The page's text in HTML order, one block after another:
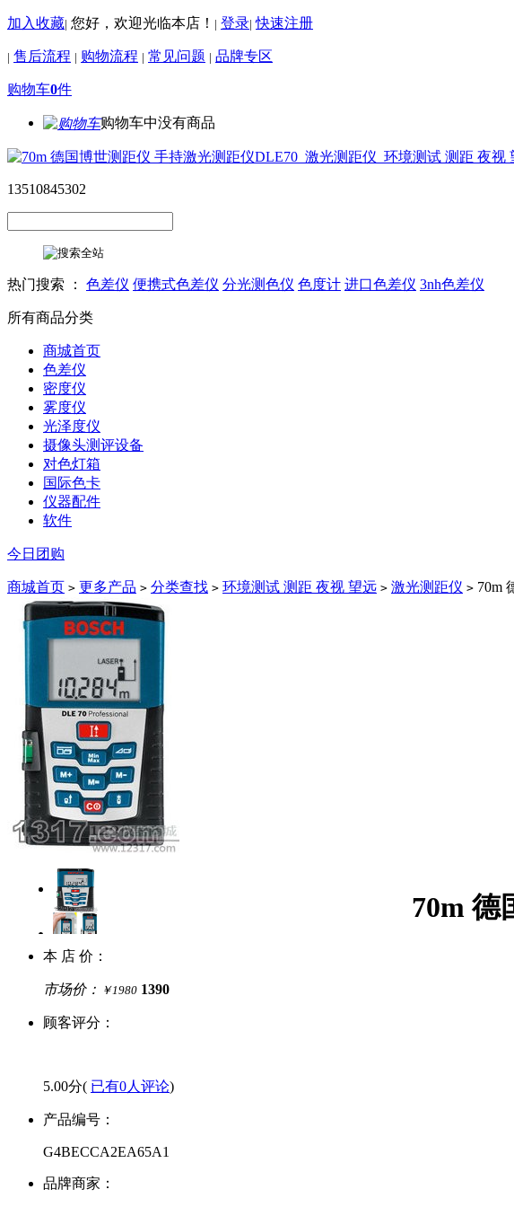
加入收藏| 您好，欢迎光临本店！ | 登录| 快速注册
| 售后流程 | 购物流程 | 常见问题 | 品牌专区
购物车0件
购物车中没有商品
13510845302
热门搜索 ： 色差仪 便携式色差仪 分光测色仪 色度计 进口色差仪 3nh色差仪
所有商品分类
商城首页
色差仪
密度仪
雾度仪
光泽度仪
摄像头测评设备
对色灯箱
国际色卡
仪器配件
软件
今日团购
商城首页 > 更多产品 > 分类查找 > 环境测试 测距 夜视 望远 > 激光测距仪 > 70m
70m 德
本 店 价：
市场价： ￥1980 1390
顾客评分：
5.00分( 已有0人评论)
产品编号：
G4BECCA2EA65A1
品牌商家：